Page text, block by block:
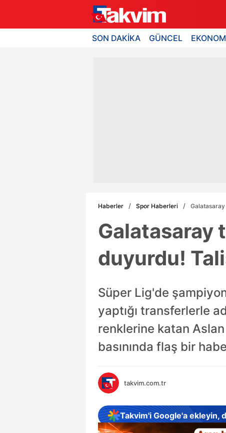
SON DAKİKA GÜNCEL
Haberler Spor Haberleri Galatasaray
Galatasaray
duyurdu!
Süper Lig'de
yaptığı transferlerle
renklerine katan
basınında flaş bir
takvim.com.tr
Takvim'i Google'a ekleyin,